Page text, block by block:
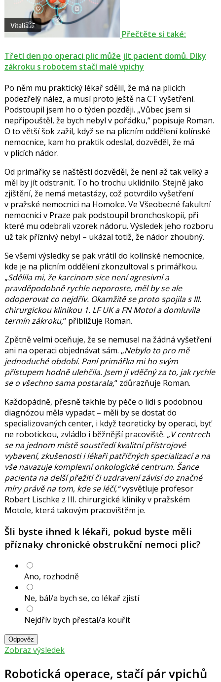
Přečtěte si také:
Třetí den po operaci plic může jít pacient domů. Díky
zákroku s robotem stačí malé vpichy
Po něm mu praktický lékař sdělil, že má na plicích
podezřelý nález, a musí proto ještě na CT vyšetření.
Podstoupil jsem ho o týden později. Vůbec jsem si
nepřipouštěl, že bych nebyl v pořádku, popisuje Roman.
O to větší šok zažil, když se na plicním oddělení kolínské
nemocnice, kam ho praktik odeslal, dozvěděl, že má
v plicích nádor.
Od primářky se naštěstí dozvěděl, že není až tak velký a
měl by jít odstranit. To ho trochu uklidnilo. Stejně jako
zjištění, že nemá metastázy, což potvrdilo vyšetření
v pražské nemocnici na Homolce. Ve Všeobecné fakultní
nemocnici v Praze pak podstoupil bronchoskopii, při
které mu odebrali vzorek nádoru. Výsledek jeho rozboru
už tak příznivý nebyl – ukázal totiž, že nádor zhoubný.
Se všemi výsledky se pak vrátil do kolínské nemocnice,
kde je na plicním oddělení zkonzultoval s primářkou.
Sdělila mi, že karcinom sice není agresivní a
pravděpodobně rychle neporoste, měl by se ale
odoperovat co nejdřív. Okamžitě se proto spojila s III.
chirurgickou klinikou 1. LF UK a FN Motol a domluvila
termín zákroku, přibližuje Roman.
Zpětně velmi oceňuje, že se nemusel na žádná vyšetření
ani na operaci objednávat sám. Nebylo to pro mě
jednoduché období. Paní primářka mi ho svým
přístupem hodně ulehčila. Jsem jí vděčný za to, jak rychle
se o všechno sama postarala, zdůrazňuje Roman.
Každopádně, přesně takhle by péče o lidi s podobnou
diagnózou měla vypadat – měli by se dostat do
specializovaných center, i když teoreticky by operaci, byť
ne robotickou, zvládlo i běžnější pracoviště.
V centrech
se na jednom místě soustředí kvalitní přístrojové
vybavení, zkušenosti i lékaři patřičných specializací a na
vše navazuje komplexní onkologické centrum. Šance
pacienta na delší přežití či uzdravení závisí do značné
míry právě na tom, kde se léčí, vysvětluje profesor
Robert Lischke z III. chirurgické kliniky v pražském
Motole, která takovým pracovištěm je.
Šli byste ihned k lékaři, pokud byste měli
příznaky chronické obstrukční nemoci plic?
Ano, rozhodně
Ne, bál/a bych se, co lékař zjistí
Nejdřív bych přestal/a kouřit
Odpověz
Zobraz výsledek
Robotická operace, stačí pár vpichů